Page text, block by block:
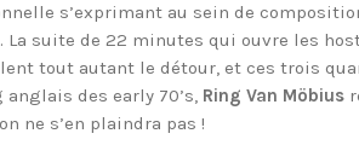
s’exprimant au sein de
La suite de 22 minutes qui ouvre les
tout autant le détour, et ces trois
des early 70’s, Ring Van Möbius
ne s’en plaindra pas !